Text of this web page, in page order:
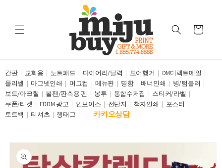
Cart
간판 교회용 노트패드 다이어리/달력 도어행거
DM디렉트메일
물리벨
마그넷인쇄 머그컵 메뉴판 명함 배너인쇄
병/텀블러
보드/아크릴
볼펜/판촉용 펜 봉투 통합수저집
스티커/라벨
쿠폰/티켓
EDDM 광고 인보이스 전단지 책자인쇄
포스터
토트백
티셔츠 행태그 카카오상담
Skip to
product
information